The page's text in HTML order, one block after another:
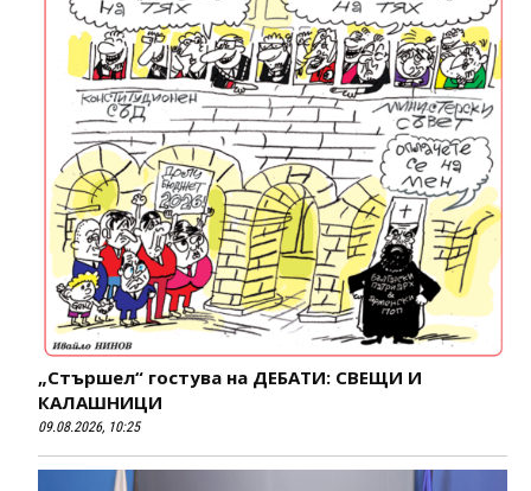
„Стършел“ гостува на ДЕБАТИ: СВЕЩИ И
КАЛАШНИЦИ
09.08.2026, 10:25